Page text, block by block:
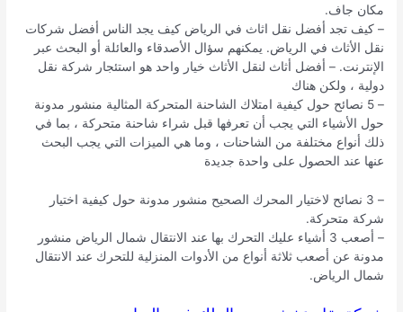
مكان جاف.
– كيف تجد أفضل نقل اثاث في الرياض كيف يجد الناس أفضل شركات
نقل الأثاث في الرياض. يمكنهم سؤال الأصدقاء والعائلة أو البحث عبر
الإنترنت. – أفضل أثاث لنقل الأثاث خيار واحد هو استئجار شركة نقل
دولية ، ولكن هناك
– 5 نصائح حول كيفية امتلاك الشاحنة المتحركة المثالية منشور مدونة
حول الأشياء التي يجب أن تعرفها قبل شراء شاحنة متحركة ، بما في
ذلك أنواع مختلفة من الشاحنات ، وما هي الميزات التي يجب البحث
عنها عند الحصول على واحدة جديدة
– 3 نصائح لاختيار المحرك الصحيح منشور مدونة حول كيفية اختيار
شركة متحركة.
– أصعب 3 أشياء عليك التحرك بها عند الانتقال شمال الرياض منشور
مدونة عن أصعب ثلاثة أنواع من الأدوات المنزلية للتحرك عند الانتقال
شمال الرياض.